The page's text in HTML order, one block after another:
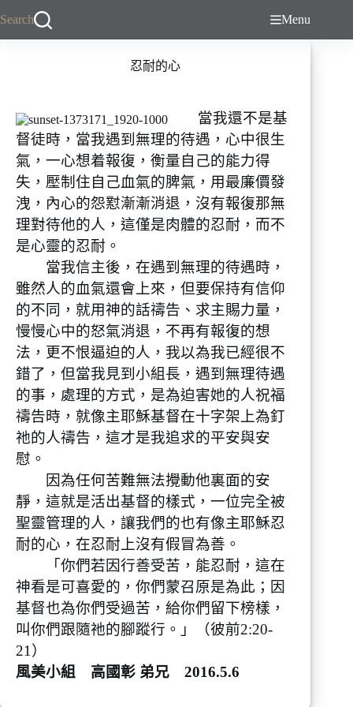
Search Menu
忍耐的心
當我還不是基
督徒時，當我遇到無理的待遇，心中很生
氣，一心想着報復，衡量自己的能力得
失，壓制住自己血氣的脾氣，用最廉價發
洩，內心的怨懟漸漸消退，沒有報復那無
理對待他的人，這僅是肉體的忍耐，而不
是心靈的忍耐。
當我信主後，在遇到無理的待遇時，
雖然人的血氣還會上來，但要保持有信仰
的不同，就用神的話禱告、求主賜力量，
慢慢心中的怒氣消退，不再有報復的想
法，更不恨逼迫的人，我以為我已經很不
錯了，但當我見到小組長，遇到無理待遇
的事，處理的方式，是為迫害她的人祝福
禱告時，就像主耶穌基督在十字架上為釘
祂的人禱告，這才是我追求的平安與安
慰。
因為任何苦難無法攪動他裏面的安
靜，這就是活出基督的樣式，一位完全被
聖靈管理的人，讓我們的也有像主耶穌忍
耐的心，在忍耐上沒有假冒為善。
「你們若因行善受苦，能忍耐，這在
神看是可喜愛的，你們蒙召原是為此；因
基督也為你們受過苦，給你們留下榜樣，
叫你們跟隨祂的腳蹤行。」（彼前2:20-
21）
風美小組 高國彰 弟兄 2016.5.6